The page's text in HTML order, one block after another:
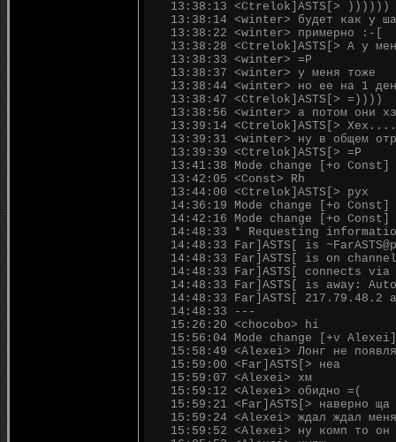
13:38:13 <Ctrelok]ASTS[> ))))))
13:38:14 <winter> будет как у
13:38:22 <winter> примерно :-[
13:38:28 <Ctrelok]ASTS[> А у
13:38:33 <winter> =P
13:38:37 <winter> у меня тоже
13:38:44 <winter> но ее на 1
13:38:47 <Ctrelok]ASTS[> =))))
13:38:56 <winter> а потом они
13:39:14 <Ctrelok]ASTS[> Хех....
13:39:31 <winter> ну в общем
13:39:39 <Ctrelok]ASTS[> =Р
13:41:38 Mode change [+o
13:42:05 <Const> Rh
13:44:00 <Ctrelok]ASTS[> рух
14:36:19 Mode change [+o
14:42:16 Mode change [+o
14:48:33 * Requesting
14:48:33 Far]ASTS[ is
14:48:33 Far]ASTS[ is on
14:48:33 Far]ASTS[ connects
14:48:33 Far]ASTS[ is away:
14:48:33 Far]ASTS[
14:48:33 ---
15:26:20 <chocobo> hi
15:56:04 Mode change [+v
15:58:49 <Alexei> Лонг не
15:59:00 <Far]ASTS[> неа
15:59:07 <Alexei> хм
15:59:12 <Alexei> обидно =(
15:59:21 <Far]ASTS[> наверно ща
15:59:24 <Alexei> ждал ждал
15:59:52 <Alexei> ну комп то он